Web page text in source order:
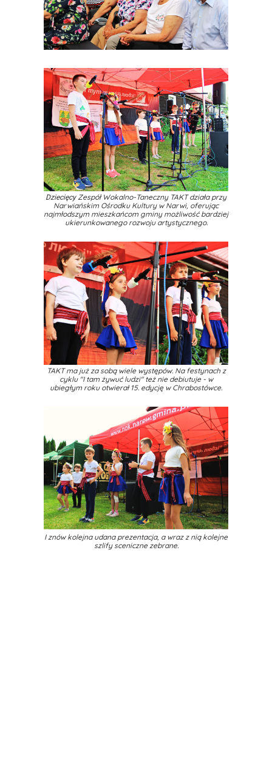
Dziecięcy Zespół Wokalno-Taneczny TAKT działa przy
Narwiańskim Ośrodku Kultury w Narwi, oferując
najmłodszym mieszkańcom gminy możliwość bardziej
ukierunkowanego rozwoju artystycznego.
TAKT ma już za sobą wiele występów. Na festynach z
cyklu "I tam żywuć ludzi" też nie debiutuje - w
ubiegłym roku otwierał 15. edycję w Chrabostówce.
I znów kolejna udana prezentacja, a wraz z nią kolejne
szlify sceniczne zebrane.